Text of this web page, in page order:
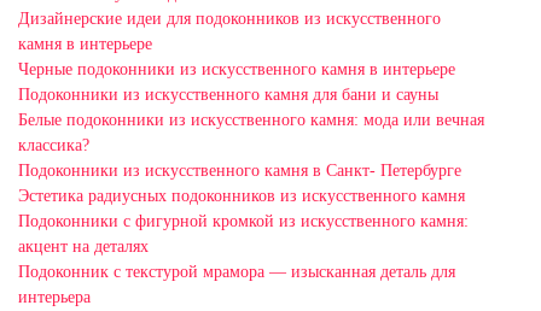
Дизайнерские идеи для подоконников из искусственного
камня в интерьере
Черные подоконники из искусственного камня в интерьере
Подоконники из искусственного камня для бани и сауны
Белые подоконники из искусственного камня: мода или вечная
классика?
Подоконники из искусственного камня в Санкт- Петербурге
Эстетика радиусных подоконников из искусственного камня
Подоконники с фигурной кромкой из искусственного камня:
акцент на деталях
Подоконник с текстурой мрамора — изысканная деталь для
интерьера